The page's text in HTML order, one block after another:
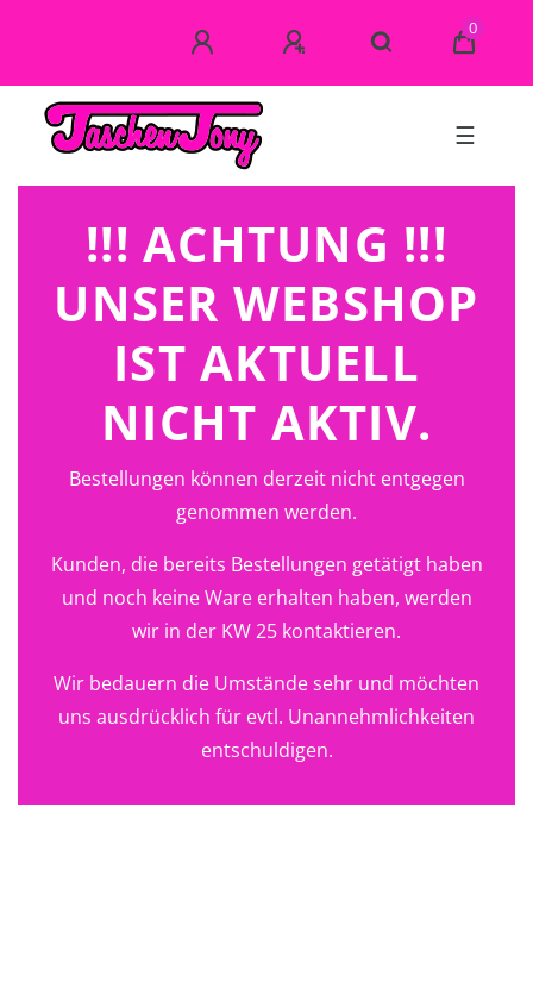
0
☰
!!! ACHTUNG !!!
UNSER WEBSHOP
IST AKTUELL
NICHT AKTIV.
Bestellungen können derzeit nicht entgegen
genommen werden.
Kunden, die bereits Bestellungen getätigt haben
und noch keine Ware erhalten haben, werden
wir in der KW 25 kontaktieren.
Wir bedauern die Umstände sehr und möchten
uns ausdrücklich für evtl. Unannehmlichkeiten
entschuldigen.